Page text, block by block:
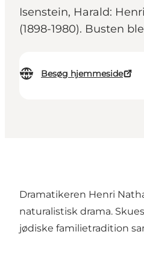
Isenstein, Harald:
(1898-1980). Busten
Besøg hjemmeside
Dramatikeren Henri
naturalistisk drama.
jødiske familietradition